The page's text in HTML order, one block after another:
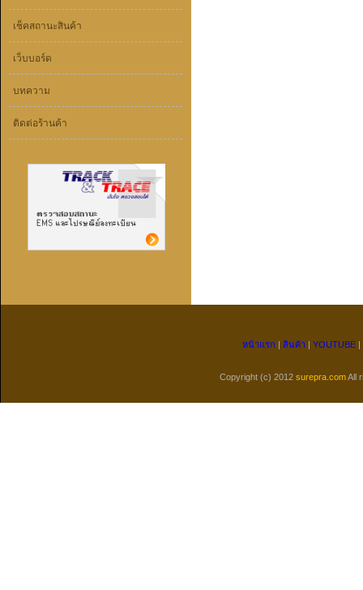
เช็คสถานะสินค้า
เว็บบอร์ด
บทความ
ติดต่อร้านค้า
หน้าแรก สินค้า YOUTUBE
Copyright (c) 2012 surepra.comAll